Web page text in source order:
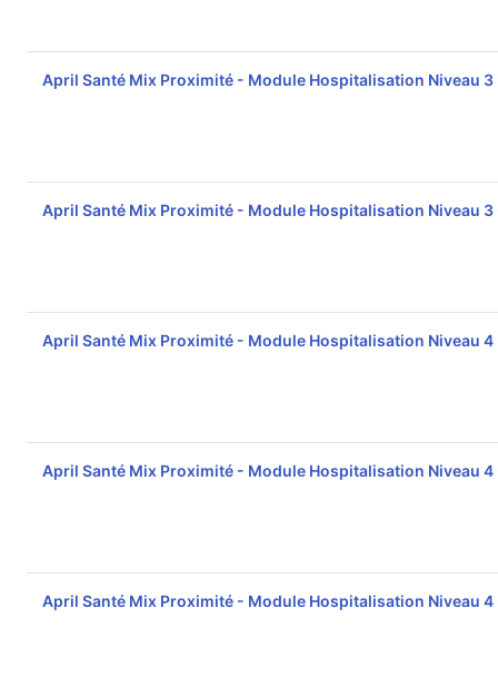
April Santé Mix Proximité - Module Hospitalisation Niveau 3
April Santé Mix Proximité - Module Hospitalisation Niveau 3
April Santé Mix Proximité - Module Hospitalisation Niveau 4
April Santé Mix Proximité - Module Hospitalisation Niveau 4
April Santé Mix Proximité - Module Hospitalisation Niveau 4